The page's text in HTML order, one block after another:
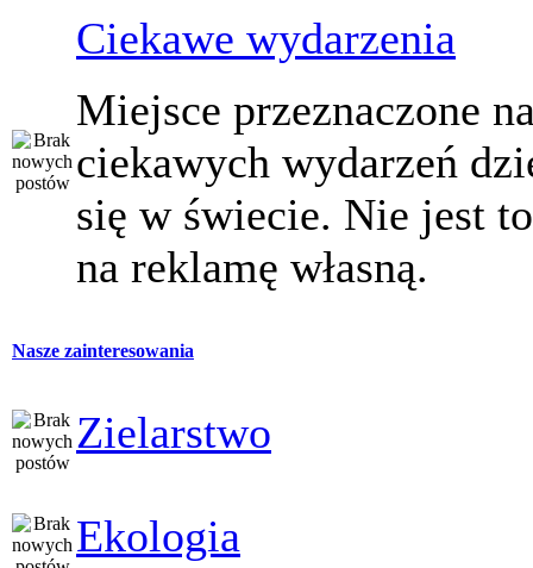
Ciekawe wydarzenia
Miejsce przeznaczone
ciekawych wydarzeń
się w świecie. Nie jest
na reklamę własną.
Nasze zainteresowania
Zielarstwo
Ekologia